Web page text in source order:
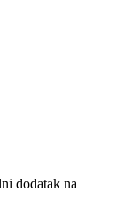
dodatak na